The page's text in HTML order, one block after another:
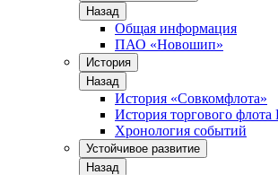
Назад
Общая информация
ПАО «Новошип»
История
Назад
История «Совкомфлота»
История торгового флота
Хронология событий
Устойчивое развитие
Назад